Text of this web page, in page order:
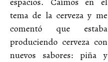
tema de la cerveza y me
comentó que estaba
produciendo cerveza con
nuevos sabores: piña y